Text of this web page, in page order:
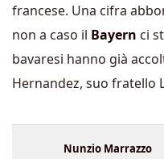
francese. Una cifra
non a caso il Bayern ci
bavaresi hanno già
Hernandez, suo fratello
Nunzio Marrazzo